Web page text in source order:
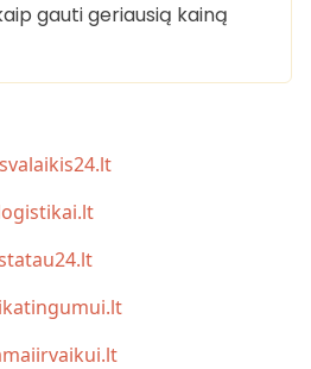
gauti geriausią kainą